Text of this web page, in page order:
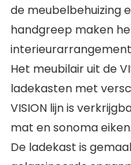
de meubelbehuizing
handgreep maken
Het meubilair uit de
ladekasten met
VISION lijn is
mat en sonoma eiken.
De ladekast is